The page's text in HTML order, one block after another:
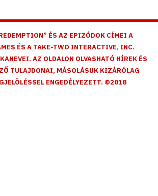
ÉS AZ EPIZÓDOK CÍMEI A
ÉS A TAKE-TWO INTERACTIVE, INC.
AZ OLDALON OLVASHATÓ HÍREK ÉS
TULAJDONAI, MÁSOLÁSUK KIZÁRÓLAG
ENGEDÉLYEZETT. ©2018